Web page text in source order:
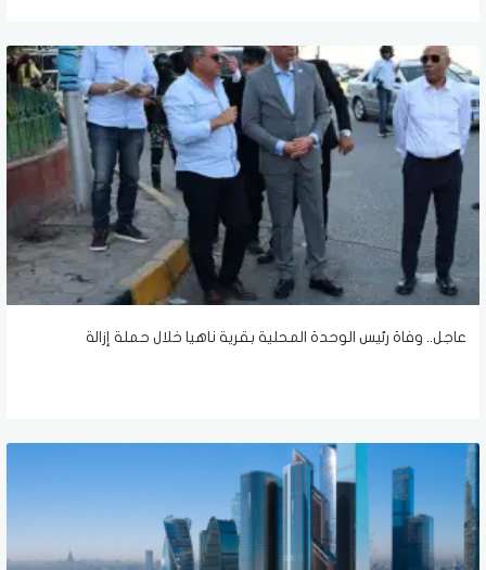
عاجل.. وفاة رئيس الوحدة المحلية بقرية ناهيا خلال حملة إزالة